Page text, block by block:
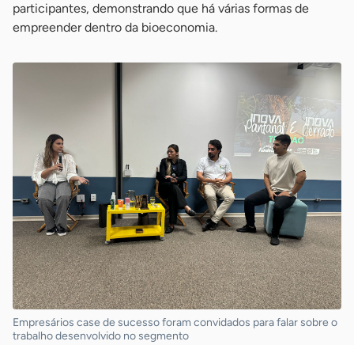
participantes, demonstrando que há várias formas de
empreender dentro da bioeconomia.
Empresários case de sucesso foram convidados para falar sobre o
trabalho desenvolvido no segmento